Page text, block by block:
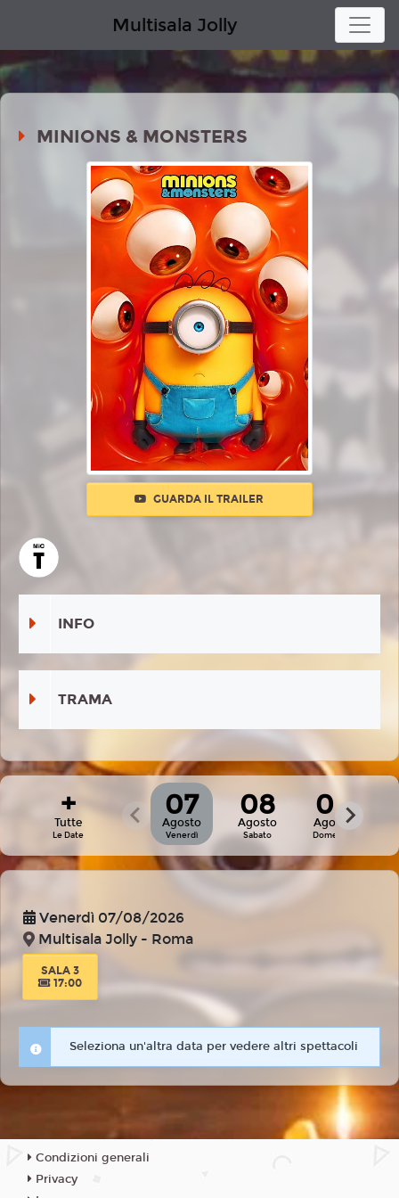
Multisala Jolly
+
Tutte
Le Date
07
Agosto
Venerdì
08
Agosto
Sabato
09
Agosto
Domenica
MINIONS & MONSTERS
GUARDA IL TRAILER
INFO
TRAMA
Venerdì 07/08/2026
Multisala Jolly - Roma
SALA 3
17:00
Seleziona un'altra data per vedere altri spettacoli
Condizioni generali
Privacy